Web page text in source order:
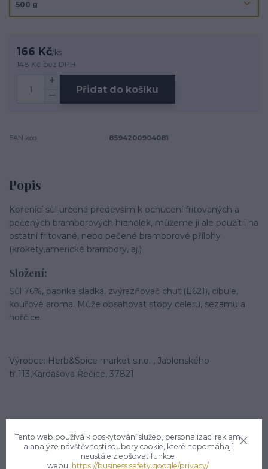
166 Kč/ks
148 Kč bez DPH
Přidat do košíku
EAN kód: 8594200904081
Popis
Kořenící sůl určená především k ochucení fritovaných a
pečených bramborových hranolek, můžeme ji ale použít i na
ostatní fritované, nebo pečené bramborové přílohy
(krokety,americké brambory, aj.)
Složení:
Sůl 76%, paprika sladká, zvýrazňovač chuti(E621), cibule,
kouřové aroma. Může obsahovat stopy celeru, sezamu a
hořčice.
Výrobce: Herb&Spice market s.r.o. , Jablonského
tř.113,Kardašova Řečice, 37821
Potřebujete poradit?
Tento web používá k poskytování služeb, personalizaci reklam
a analýze návštěvnosti soubory cookie, které napomáhají
neustále zlepšovat funkce
webu. https://business.safety.google/privacy/